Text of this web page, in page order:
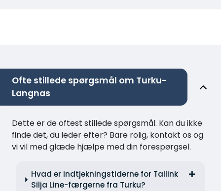
Ofte stillede spørgsmål om Turku-
Langnas
Dette er de oftest stillede spørgsmål. Kan du ikke
finde det, du leder efter? Bare rolig, kontakt os og
vi vil med glæde hjælpe med din forespørgsel.
Hvad er indtjekningstiderne for Tallink
Silja Line-færgerne fra Turku?